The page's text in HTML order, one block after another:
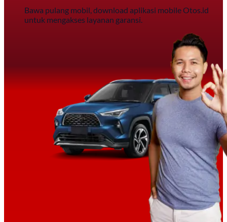
Bawa pulang mobil, download aplikasi mobile Otos.id
untuk mengakses layanan garansi.